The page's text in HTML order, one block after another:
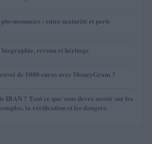
monnaies : entre maturité et perte
revenu et héritage
de 1000 euros avec MoneyGram ?
IBAN ? Tout ce que vous devez savoir sur les
la vérification et les dangers